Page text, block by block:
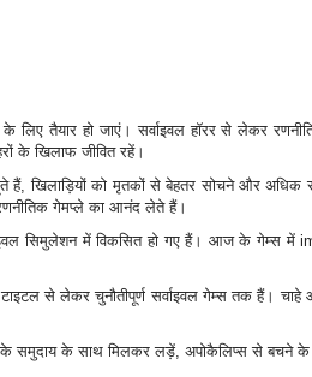
तैयार हो जाएं। सर्वाइवल हॉरर से लेकर
के खिलाफ जीवित रहें।
छूते हैं, खिलाड़ियों को मृतकों से बेहतर सोचने और
गेमप्ले का आनंद लेते हैं।
सिमुलेशन में विकसित हो गए हैं। आज के गेम्स में
से लेकर चुनौतीपूर्ण सर्वाइवल गेम्स तक हैं।
के समुदाय के साथ मिलकर लड़ें, अपोकैलिप्स से बचने